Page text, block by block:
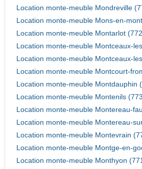
Location monte-meuble Mondreville
Location monte-meuble Mons-en-
Location monte-meuble Montarlot
Location monte-meuble Montceaux-
Location monte-meuble Montceaux-
Location monte-meuble Montcourt-
Location monte-meuble Montdauphin
Location monte-meuble Montenils
Location monte-meuble Montereau-
Location monte-meuble Montereau-
Location monte-meuble Montevrain
Location monte-meuble Montge-en-
Location monte-meuble Monthyon